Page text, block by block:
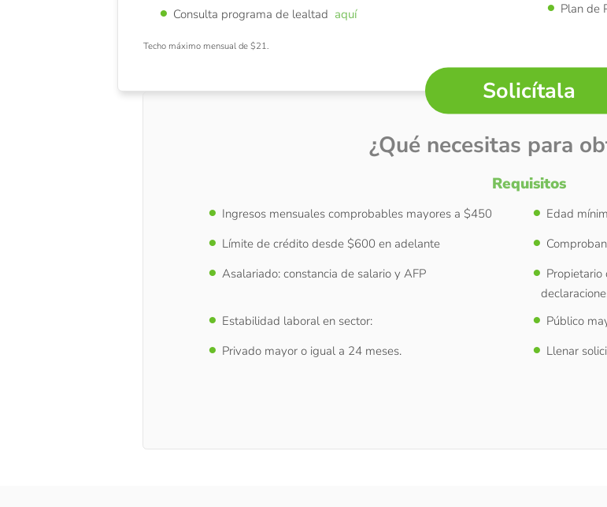
Consulta programa de lealtad aquí
Techo máximo mensual de $21.
Plan de
Solicítala
¿Qué necesitas para
Requisitos
Ingresos mensuales comprobables mayores a $450 Edad
Límite de crédito desde $600 en adelante
Asalariado: constancia de salario y AFP
Estabilidad laboral en sector:
Público
Privado mayor o igual a 24 meses.
Llenar